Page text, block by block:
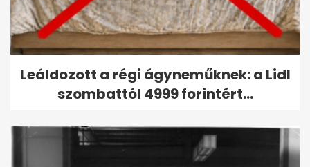
Leáldozott a régi ágyneműknek: a Lidl
szombattól 4999 forintért...